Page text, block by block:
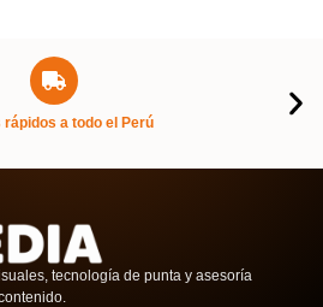
rápidos a todo el Perú
tecnología de punta y asesoría